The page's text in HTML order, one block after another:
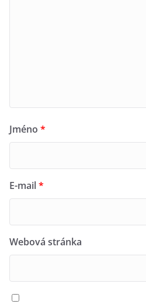
Jméno *
E-mail*
Webová stránka